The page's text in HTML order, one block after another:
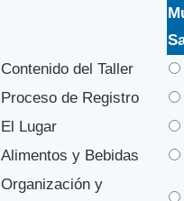
Contenido del Taller
Proceso de Registro
El Lugar
Alimentos y Bebidas
Organización y